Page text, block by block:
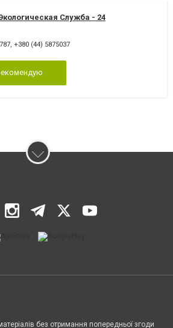
Служба - 24
, +380 (44) 5875037
без отримання попередньої згоди